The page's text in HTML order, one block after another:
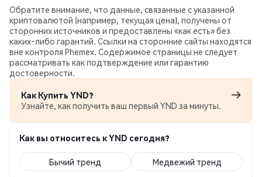
Обратите внимание, что данные, связанные с указанной
криптовалютой (например, текущая цена), получены от
сторонних источников и предоставлены «как есть» без
каких‑либо гарантий. Ссылки на сторонние сайты находятся
вне контроля Phemex. Содержимое страницы не следует
рассматривать как подтверждение или гарантию
достоверности.
Как Купить YND?
Узнайте, как получить ваш первый YND за минуты.
Как вы относитесь к YND сегодня?
Бычий тренд Медвежий тренд